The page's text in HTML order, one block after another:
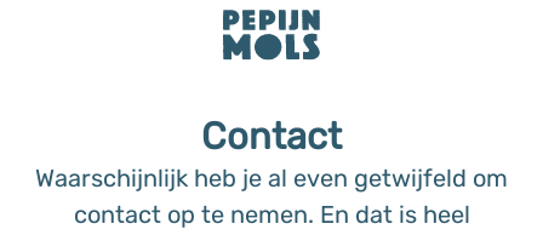
Contact
Waarschijnlijk heb je al even getwijfeld om
contact op te nemen. En dat is heel